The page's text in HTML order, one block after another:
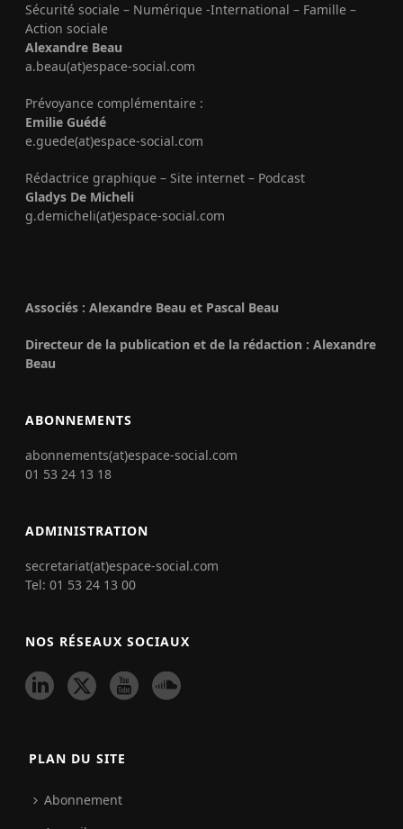
Sécurité sociale – Numérique -International – Famille –
Action sociale
Alexandre Beau
a.beau(at)espace-social.com
Prévoyance complémentaire :
Emilie Guédé
e.guede(at)espace-social.com
Rédactrice graphique – Site internet – Podcast
Gladys De Micheli
g.demicheli(at)espace-social.com
Associés : Alexandre Beau et Pascal Beau
Directeur de la publication et de la rédaction : Alexandre
Beau
ABONNEMENTS
abonnements(at)espace-social.com
01 53 24 13 18
ADMINISTRATION
secretariat(at)espace-social.com
Tel: 01 53 24 13 00
NOS RÉSEAUX SOCIAUX
PLAN DU SITE
Abonnement